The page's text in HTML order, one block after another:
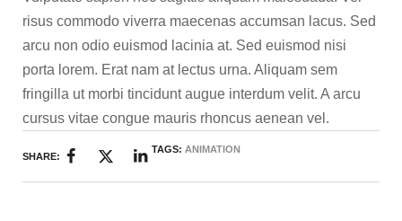
risus commodo viverra maecenas accumsan lacus. Sed
arcu non odio euismod lacinia at. Sed euismod nisi
porta lorem. Erat nam at lectus urna. Aliquam sem
fringilla ut morbi tincidunt augue interdum velit. A arcu
cursus vitae congue mauris rhoncus aenean vel.
SHARE:
TAGS:ANIMATION